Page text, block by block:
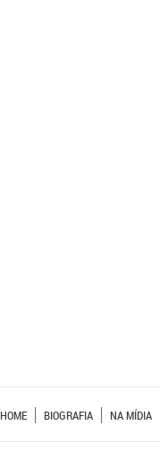
HOME BIOGRAFIA NA MÍDIA